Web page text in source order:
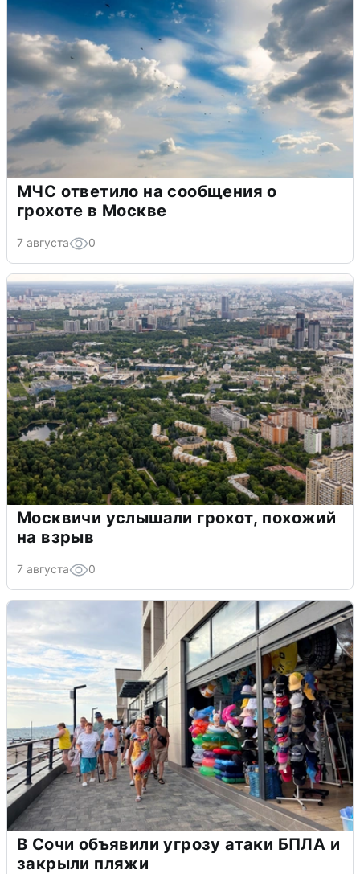
МЧС ответило на сообщения о
грохоте в Москве
7 августа 0
Москвичи услышали грохот, похожий
на взрыв
7 августа 0
В Сочи объявили угрозу атаки БПЛА и
закрыли пляжи